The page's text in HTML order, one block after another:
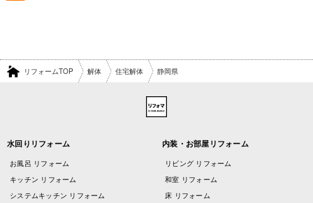
リフォームTOP 解体 住宅解体 静岡県
水回りリフォーム
お風呂 リフォーム
キッチン リフォーム
システムキッチン リフォーム
内装・お部屋リフォーム
リビング リフォーム
和室 リフォーム
床 リフォーム